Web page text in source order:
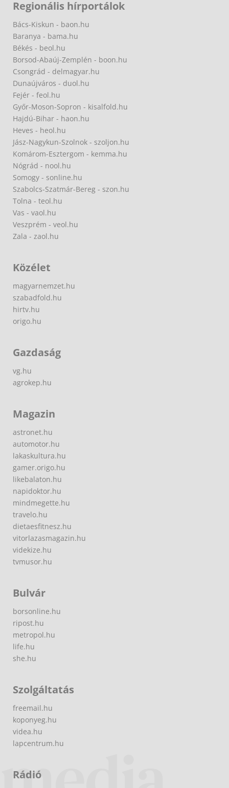
Regionális hírportálok
Bács-Kiskun - baon.hu
Baranya - bama.hu
Békés - beol.hu
Borsod-Abaúj-Zemplén - boon.hu
Csongrád - delmagyar.hu
Dunaújváros - duol.hu
Fejér - feol.hu
Győr-Moson-Sopron - kisalfold.hu
Hajdú-Bihar - haon.hu
Heves - heol.hu
Jász-Nagykun-Szolnok - szoljon.hu
Komárom-Esztergom - kemma.hu
Nógrád - nool.hu
Somogy - sonline.hu
Szabolcs-Szatmár-Bereg - szon.hu
Tolna - teol.hu
Vas - vaol.hu
Veszprém - veol.hu
Zala - zaol.hu
Közélet
magyarnemzet.hu
szabadfold.hu
hirtv.hu
origo.hu
Gazdaság
vg.hu
agrokep.hu
Magazin
astronet.hu
automotor.hu
lakaskultura.hu
gamer.origo.hu
likebalaton.hu
napidoktor.hu
mindmegette.hu
travelo.hu
dietaesfitnesz.hu
vitorlazasmagazin.hu
videkize.hu
tvmusor.hu
Bulvár
borsonline.hu
ripost.hu
metropol.hu
life.hu
she.hu
Szolgáltatás
freemail.hu
koponyeg.hu
videa.hu
lapcentrum.hu
Rádió